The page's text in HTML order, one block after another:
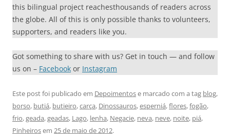
this bilingual project reachesthousands of readers across
the globe. All of this is only possible thanks to volunteers,
supporters, and readers like you.
Got something to share with us? Get in touch — and follow
us on – Facebook or Instagram
Este post foi publicado em Depoimentose marcado com a tag blog,
borso, butiá, butieiro,carça, Dinossauros,esperniá,flores,fogão,
frio,geada,geadas, Lago, lenha, Negacie, neva, neve, noite, piá,
Pinheirosem 25 de maio de 2012.